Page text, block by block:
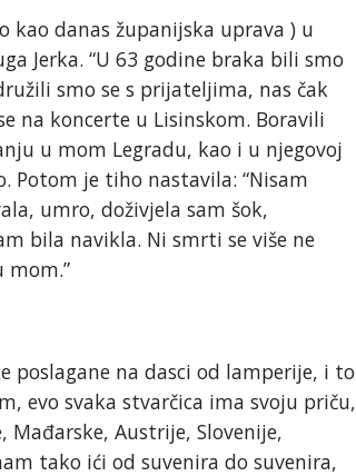
kao danas županijska uprava ) u
Jerka. “U 63 godine braka bili smo
smo se s prijateljima, nas čak
na koncerte u Lisinskom. Boravili
u mom Legradu, kao i u njegovoj
Potom je tiho nastavila: “Nisam
umro, doživjela sam šok,
bila navikla. Ni smrti se više ne
mom.”
poslagane na dasci od lamperije, i to
evo svaka stvarčica ima svoju priču,
Austrije, Slovenije,
tako ići od suvenira do suvenira,